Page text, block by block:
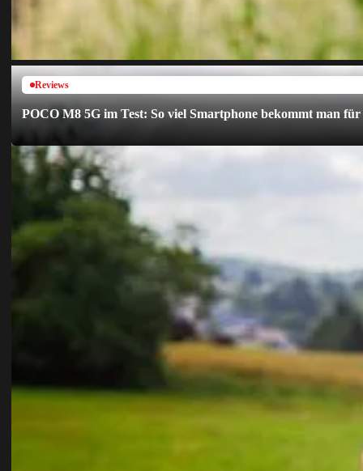
Reviews
POCO M8 5G im Test: So viel Smartphone bekommt man